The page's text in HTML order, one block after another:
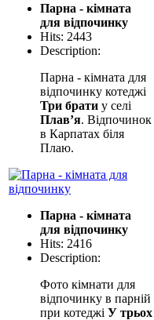
Парна - кімната
для відпочинку
Hits: 2443
Description:
Парна - кімната для
відпочинку котеджі
Три брати у селі
Плав’я. Відпочинок
в Карпатах біля
Плаю.
Парна - кімната
для відпочинку
Hits: 2416
Description:
Фото кімнати для
відпочинку в парній
при котеджі У трьох